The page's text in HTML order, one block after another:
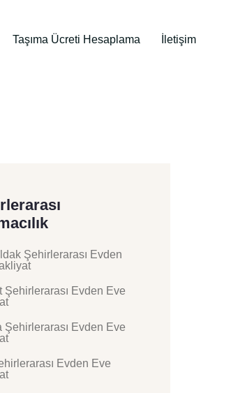
Taşıma Ücreti Hesaplama İletişim
Şehirlerarası Evden
Şehirlerarası Evden Eve
Şehirlerarası Evden Eve
Evden Eve